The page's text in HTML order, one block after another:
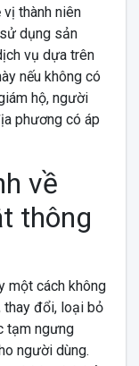
thành niên
dụng sản
vụ dựa trên
nếu không có
hộ, người
phương có áp
về
thông
một cách không
thay đổi, loại bỏ
tạm ngưng
người dùng.